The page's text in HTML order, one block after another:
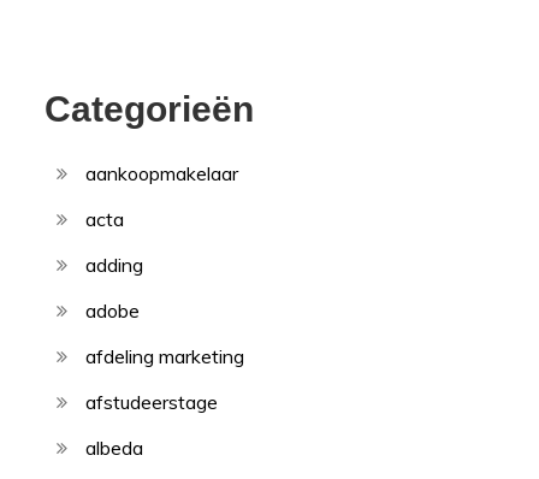
Categorieën
aankoopmakelaar
acta
adding
adobe
afdeling marketing
afstudeerstage
albeda